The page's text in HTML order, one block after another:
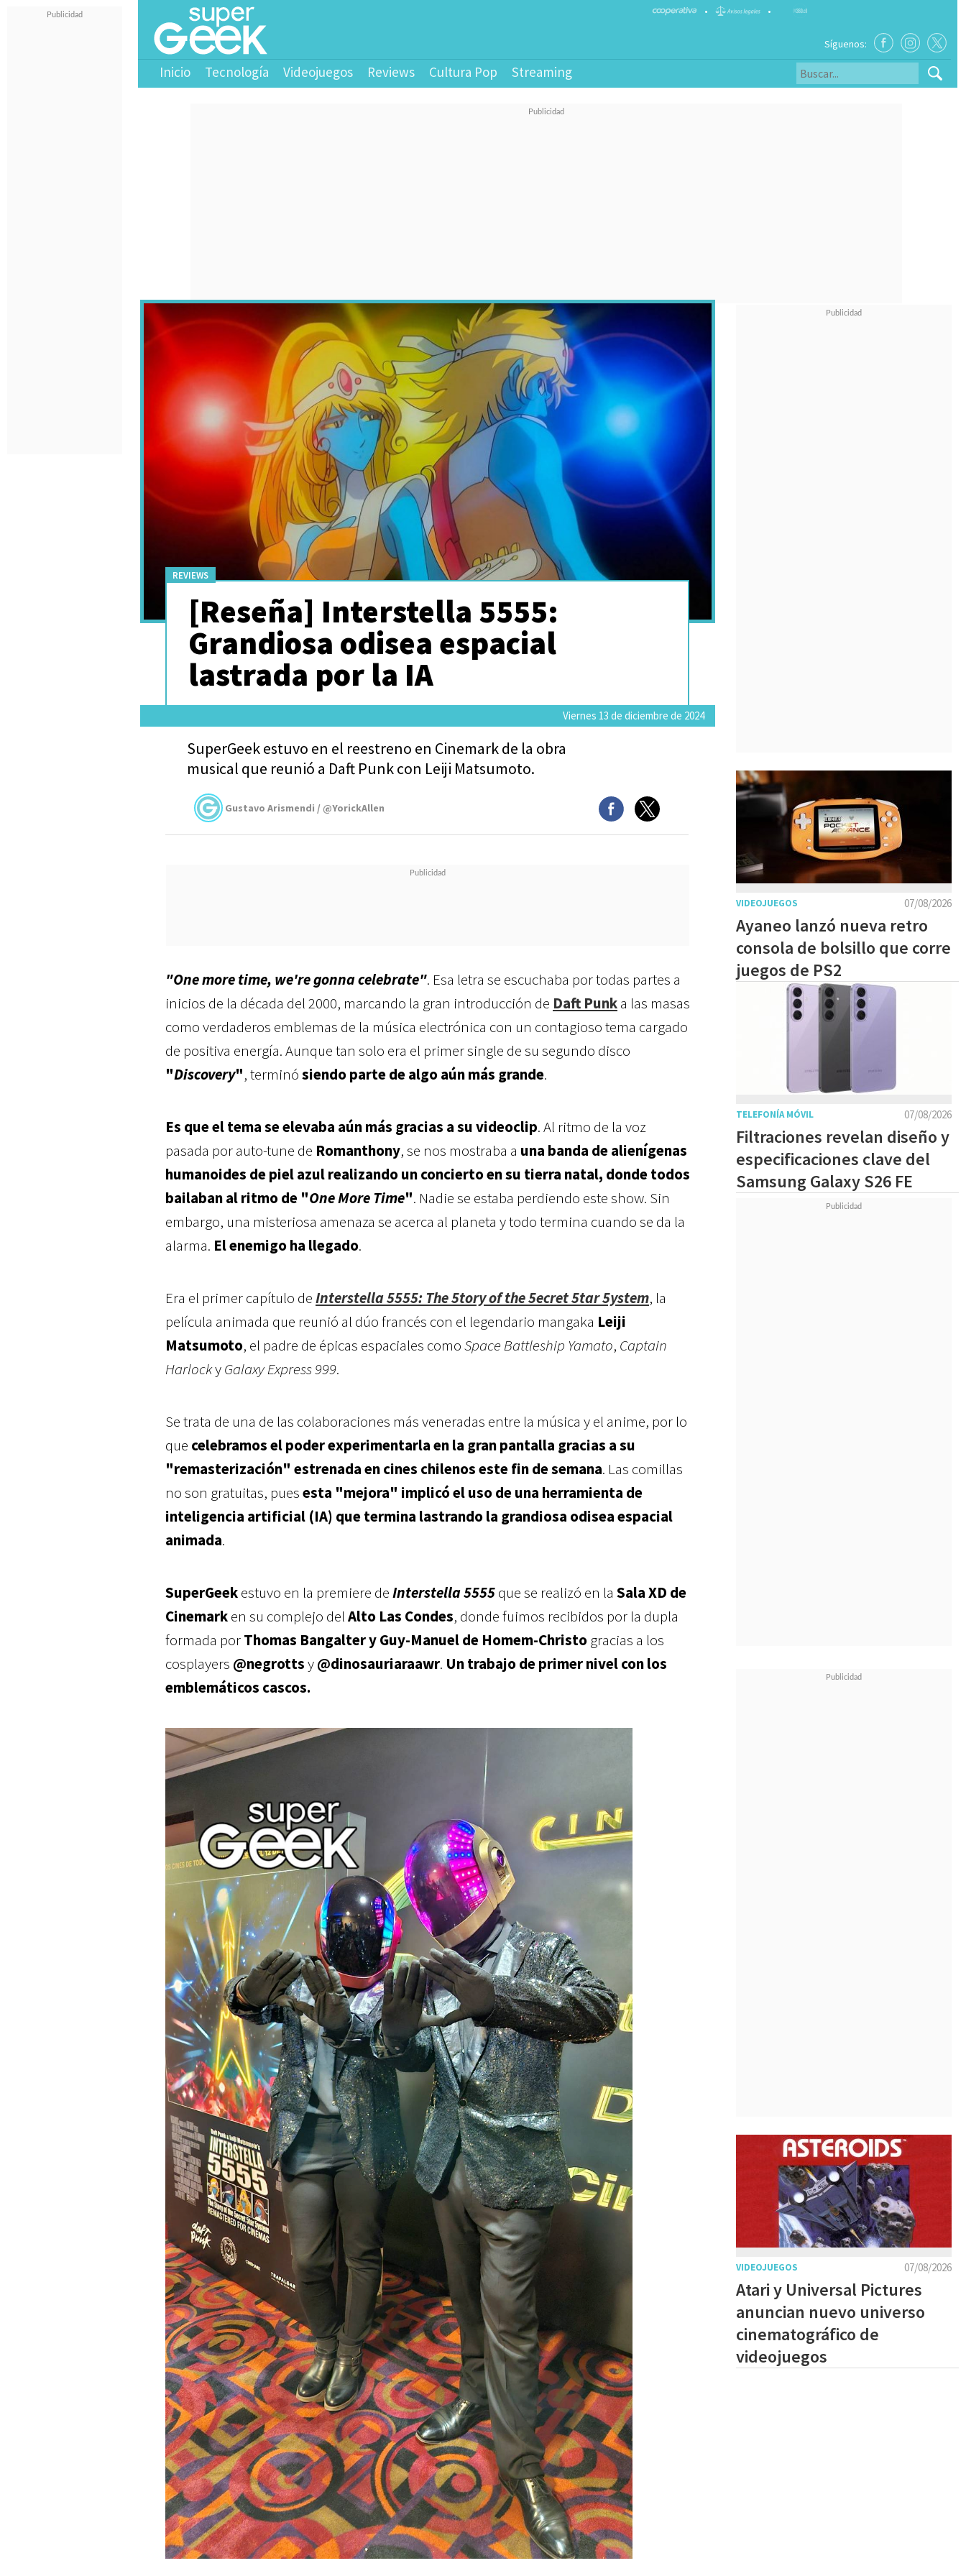
• •
Síguenos:
Inicio Tecnología Videojuegos Reviews Cultura Pop Streaming
REVIEWS
[Reseña] Interstella 5555:
Grandiosa odisea espacial
lastrada por la IA
Viernes 13 de diciembre de 2024
SuperGeek estuvo en el reestreno en Cinemark de la obra
musical que reunió a Daft Punk con Leiji Matsumoto.
Gustavo Arismendi / @YorickAllen
"One more time, we're gonna celebrate". Esa letra se escuchaba por todas partes a
inicios de la década del 2000, marcando la gran introducción de Daft Punka las masas
como verdaderos emblemas de la música electrónica con un contagioso tema cargado
de positiva energía. Aunque tan solo era el primer single de su segundo disco
"Discovery", terminósiendo parte de algo aún más grande.
Es que el tema se elevaba aún más gracias a su videoclip. Al ritmo de la voz
pasada por auto-tune de Romanthony, se nos mostraba a una banda de alienígenas
humanoides de piel azul realizando un concierto en su tierra natal, donde todos
bailaban al ritmo de "One More Time". Nadie se estaba perdiendo este show. Sin
embargo, una misteriosa amenaza se acerca al planeta y todo termina cuando se da la
alarma. El enemigo ha llegado.
Era el primer capítulo deInterstella 5555: The 5tory of the 5ecret 5tar 5ystem, la
película animada que reunió al dúo francés con el legendario mangaka Leiji
Matsumoto, el padre de épicas espaciales comoSpace Battleship Yamato, Captain
HarlockyGalaxy Express 999.
Se trata de una de las colaboraciones más veneradas entre la música y el anime, por lo
que celebramos el poder experimentarla en la gran pantalla gracias a su
"remasterización" estrenada en cines chilenos este fin de semana. Las comillas
no son gratuitas, puesesta "mejora" implicó el uso de una herramienta de
inteligencia artificial (IA) que termina lastrando la grandiosa odisea espacial
animada.
SuperGeekestuvo en la premiere deInterstella 5555que se realizó en la Sala XD de
Cinemarken su complejo delAlto Las Condes, donde fuimos recibidos por la dupla
formada porThomas Bangalter y Guy-Manuel de Homem-Christo gracias a los
cosplayers @negrottsy@dinosauriaraawr. Un trabajo de primer nivel con los
emblemáticos cascos.
07/08/2026
VIDEOJUEGOS
Ayaneo lanzó nueva retro
consola de bolsillo que corre
juegos de PS2
07/08/2026
TELEFONÍA MÓVIL
Filtraciones revelan diseño y
especificaciones clave del
Samsung Galaxy S26 FE
07/08/2026
VIDEOJUEGOS
Atari y Universal Pictures
anuncian nuevo universo
cinematográfico de
videojuegos